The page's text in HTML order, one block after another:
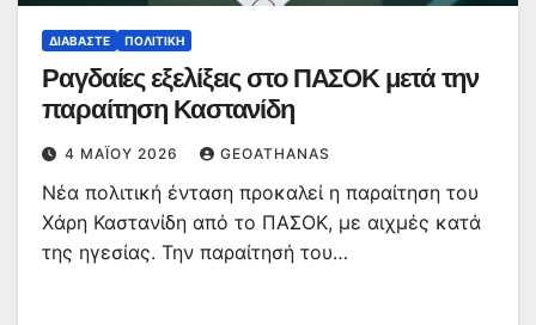
ΔΙΑΒΆΣΤΕ ΠΟΛΙΤΙΚΉ
Ραγδαίες εξελίξεις στο ΠΑΣΟΚ μετά την
παραίτηση Καστανίδη
4 ΜΑΪ́ΟΥ 2026 GEOATHANAS
Νέα πολιτική ένταση προκαλεί η παραίτηση του
Χάρη Καστανίδη από το ΠΑΣΟΚ, με αιχμές κατά
της ηγεσίας. Την παραίτησή του…